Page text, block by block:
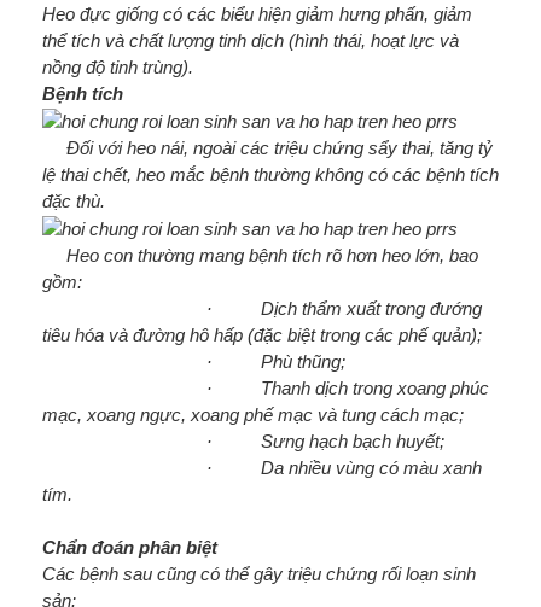
Heo đực giống có các biểu hiện giảm hưng phấn, giảm
thể tích và chất lượng tinh dịch (hình thái, hoạt lực và
nồng độ tinh trùng).
Bệnh tích
Đối với heo nái, ngoài các triệu chứng sẩy thai, tăng tỷ
lệ thai chết, heo mắc bệnh thường không có các bệnh tích
đặc thù.
Heo con thường mang bệnh tích rõ hơn heo lớn, bao
gồm:
· Dịch thẩm xuất trong đướng
tiêu hóa và đường hô hấp (đặc biệt trong các phế quản);
· Phù thũng;
· Thanh dịch trong xoang phúc
mạc, xoang ngực, xoang phế mạc và tung cách mạc;
· Sưng hạch bạch huyết;
· Da nhiều vùng có màu xanh
tím.
Chẩn đoán phân biệt
Các bệnh sau cũng có thể gây triệu chứng rối loạn sinh
sản: